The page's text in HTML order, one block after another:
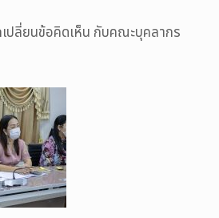
ลี่ยนข้อคิดเห็น กับคณะบุคลากร